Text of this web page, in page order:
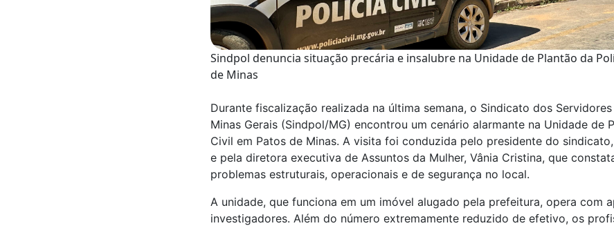
Sindpol denuncia situação precária e insalubre na Unidade de Plantão da
de Minas
Durante fiscalização realizada na última semana, o Sindicato dos
Minas Gerais (Sindpol/MG) encontrou um cenário alarmante na Unidade de
Civil em Patos de Minas. A visita foi conduzida pelo presidente do
e pela diretora executiva de Assuntos da Mulher, Vânia Cristina, que
problemas estruturais, operacionais e de segurança no local.
A unidade, que funciona em um imóvel alugado pela prefeitura, opera com
investigadores. Além do número extremamente reduzido de efetivo, os